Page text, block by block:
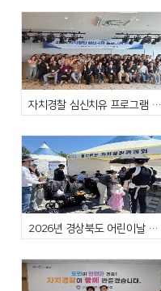
자치경찰 심신치유 프로그램 운영
2026년 경상북도 어린이날 큰잔치 자치경찰 홍보부스 운영(26.5.5.)